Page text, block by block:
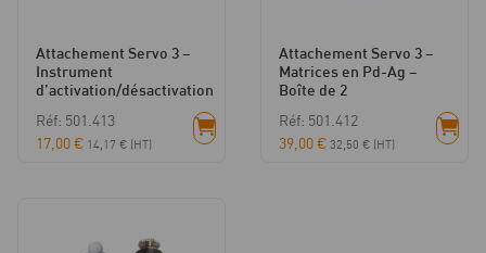
Attachement Servo 3 –
Instrument
d’activation/désactivation
Réf: 501.413
17,00€ 14,17 € (HT)
Attachement Servo 3 –
Matrices en Pd-Ag –
Boîte de 2
Réf: 501.412
39,00€ 32,50 € (HT)